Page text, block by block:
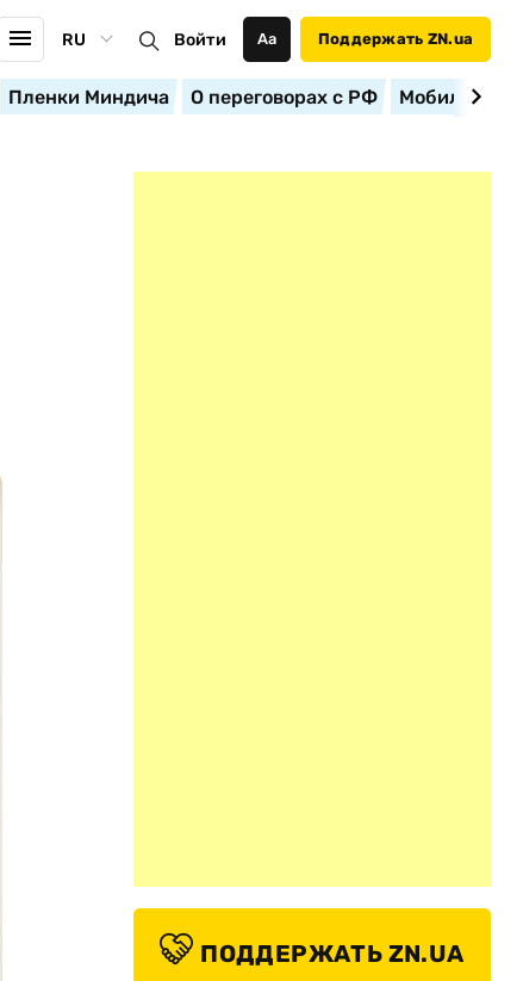
RU Войти Аа Поддержать ZN.ua
Пленки Миндича О переговорах с РФ
ПОДДЕРЖАТЬ ZN.UA